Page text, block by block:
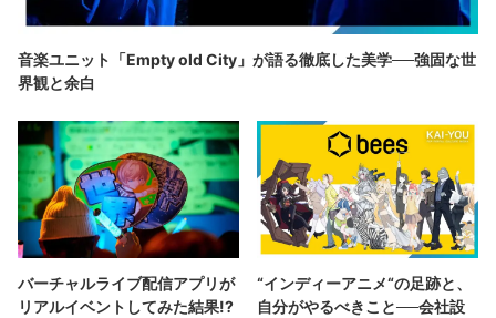
音楽ユニット「Empty old City」が語る徹底した美学──強固な世
界観と余白
バーチャルライブ配信アプリが
リアルイベントしてみた結果!?
“インディーアニメ“の足跡と、
自分がやるべきこと──会社設